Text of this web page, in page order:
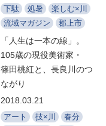
下駄 処暑
楽しむ×川
流域マガジン
郡上市
「人生は一本の線」。
105歳の現役美術家・
篠田桃紅と、長良川のつ
ながり
2018.03.21
アート 技×川
春分